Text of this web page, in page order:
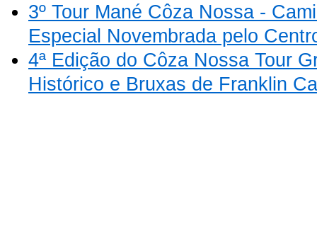
3º Tour Mané Côza Nossa -
Especial Novembrada pelo
4ª Edição do Côza Nossa Tour
Histórico e Bruxas de Franklin